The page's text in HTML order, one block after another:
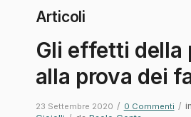
Articoli
Gli effetti della
alla prova dei
23 Settembre 2020 / 0 Commenti / in